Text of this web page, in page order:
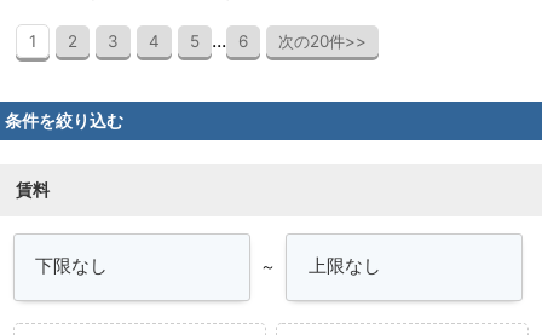
1 2 3 4 5 ... 6 次の20件>>
条件を絞り込む
賃料
～